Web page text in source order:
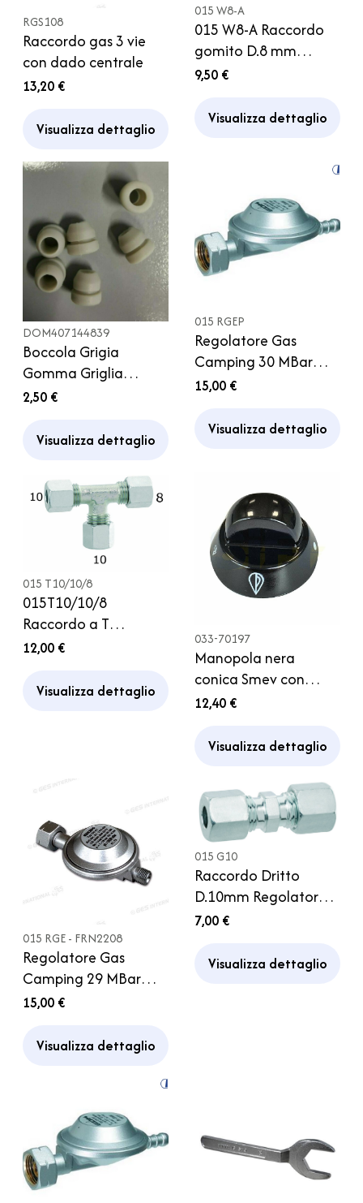
RGS108
Raccordo gas 3 vie
con dado centrale
13,20 €
Visualizza dettaglio
015 W8-A
015 W8-A Raccordo
gomito D.8 mm
Regolatore Gas
Campeggio Camper
9,50 €
Visualizza dettaglio
DOM407144839
Boccola Grigia
Gomma Griglia
Fornelli Piano Cottura
2,50 €
Visualizza dettaglio
015 RGEP
Regolatore Gas
Camping 30 MBar
1,5kg Attacco Italia
15,00 €
Visualizza dettaglio
015 T10/10/8
015T10/10/8
Raccordo a T
riduzione 10x10x8 mm
Campeggio Camper
12,00 €
Visualizza dettaglio
033-70197
Manopola nera
conica Smev con
serigrafia per piano
Caravan
12,40 €
Visualizza dettaglio
015 RGE - FRN2208
Regolatore Gas
Camping 29 MBar
1,5kg Attacco Italia
15,00 €
Visualizza dettaglio
015 G10
Raccordo Dritto
D.10mm Regolatore
Gas Bombola
7,00 €
Visualizza dettaglio